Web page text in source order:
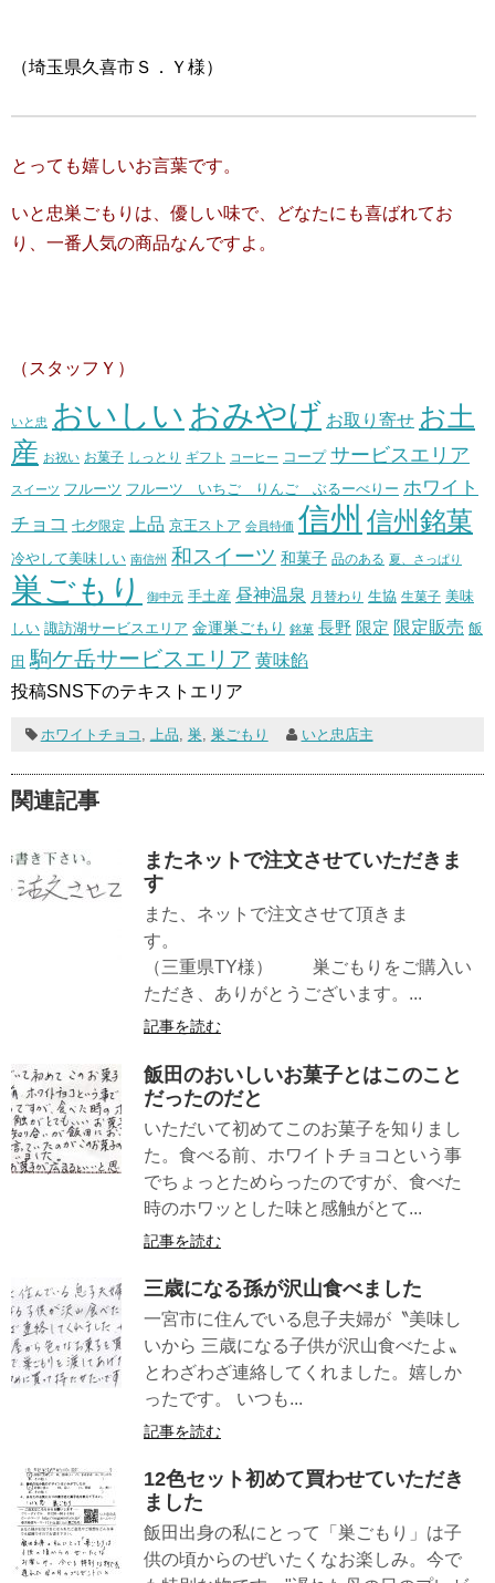
（埼玉県久喜市Ｓ．Ｙ様）
とっても嬉しいお言葉です。
いと忠巣ごもりは、優しい味で、どなたにも喜ばれてお
り、一番人気の商品なんですよ。
（スタッフＹ）
いと忠 おいしい おみやげ お取り寄せ お土
産 お祝い お菓子 しっとり ギフト コーヒー コープ サービスエリア
スイーツ フルーツ フルーツ いちご りんご ぶるーべりー ホワイト
チョコ 七夕限定 上品 京王ストア 会員特価 信州 信州銘菓
冷やして美味しい 南信州 和スイーツ 和菓子 品のある 夏、さっぱり
巣ごもり 御中元 手土産 昼神温泉 月替わり 生協 生菓子 美味
しい 諏訪湖サービスエリア 金運巣ごもり 銘菓 長野 限定 限定販売 飯
田 駒ケ岳サービスエリア 黄味餡
投稿SNS下のテキストエリア
ホワイトチョコ 上品 巣 巣ごもり いと忠店主
関連記事
またネットで注文させていただきま
す
また、ネットで注文させて頂きま
す。
（三重県TY様） 巣ごもりをご購入い
ただき、ありがとうございます。...
記事を読む
飯田のおいしいお菓子とはこのこと
だったのだと
いただいて初めてこのお菓子を知りまし
た。食べる前、ホワイトチョコという事
でちょっとためらったのですが、食べた
時のホワッとした味と感触がとて...
記事を読む
三歳になる孫が沢山食べました
一宮市に住んでいる息子夫婦が〝美味し
いから 三歳になる子供が沢山食べたよ〟
とわざわざ連絡してくれました。嬉しか
ったです。 いつも...
記事を読む
12色セット初めて買わせていただき
ました
飯田出身の私にとって「巣ごもり」は子
供の頃からのぜいたくなお楽しみ。今で